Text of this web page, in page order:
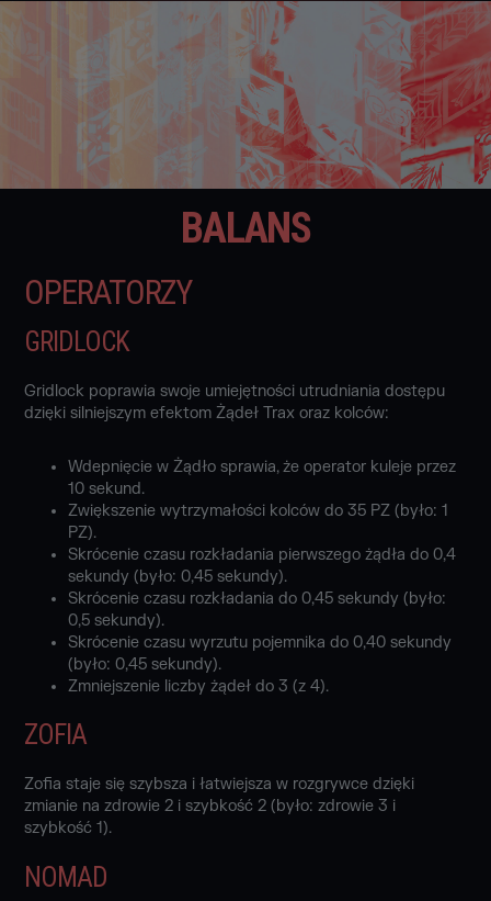
BALANS
OPERATORZY
GRIDLOCK
Gridlock poprawia swoje umiejętności utrudniania dostępu
dzięki silniejszym efektom Żądeł Trax oraz kolców:
Wdepnięcie w Żądło sprawia, że operator kuleje przez
10 sekund.
Zwiększenie wytrzymałości kolców do 35 PZ (było: 1
PZ).
Skrócenie czasu rozkładania pierwszego żądła do 0,4
sekundy (było: 0,45 sekundy).
Skrócenie czasu rozkładania do 0,45 sekundy (było:
0,5 sekundy).
Skrócenie czasu wyrzutu pojemnika do 0,40 sekundy
(było: 0,45 sekundy).
Zmniejszenie liczby żądeł do 3 (z 4).
ZOFIA
Zofia staje się szybsza i łatwiejsza w rozgrywce dzięki
zmianie na zdrowie 2 i szybkość 2 (było: zdrowie 3 i
szybkość 1).
NOMAD